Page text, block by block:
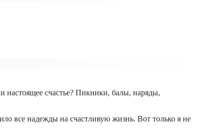
настоящее счастье? Пикники, балы, наряды,
все надежды на счастливую жизнь. Вот только я не